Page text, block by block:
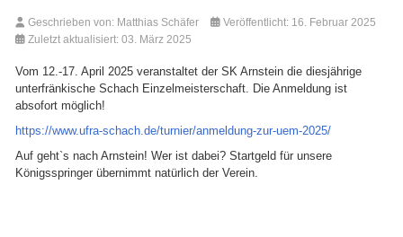
Geschrieben von: Matthias Schäfer
Veröffentlicht: 16. Februar 2025
Zuletzt aktualisiert: 03. März 2025
Vom 12.-17. April 2025 veranstaltet der SK Arnstein die diesjährige
unterfränkische Schach Einzelmeisterschaft. Die Anmeldung ist
absofort möglich!
https://www.ufra-schach.de/turnier/anmeldung-zur-uem-2025/
Auf geht`s nach Arnstein! Wer ist dabei? Startgeld für unsere
Königsspringer übernimmt natürlich der Verein.